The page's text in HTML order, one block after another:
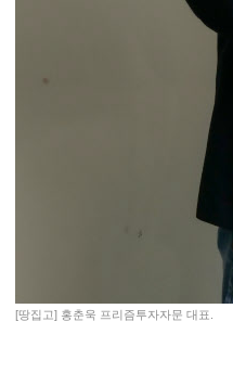
[땅집고] 홍춘욱 프리즘투자자문 대표.